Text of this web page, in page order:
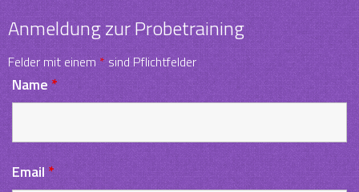
Anmeldung zur Probetraining
Felder mit einem*sind Pflichtfelder
Name*
Email*